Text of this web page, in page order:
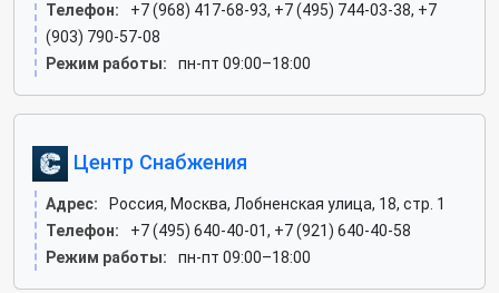
Телефон:
+7 (968) 417-68-93, +7 (495) 744-03-38, +7
(903) 790-57-08
Режим работы:
пн-пт 09:00–18:00
Центр Снабжения
Адрес:
Россия, Москва, Лобненская улица, 18, стр. 1
Телефон:
+7 (495) 640-40-01, +7 (921) 640-40-58
Режим работы:
пн-пт 09:00–18:00